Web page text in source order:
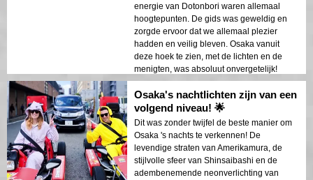
energie van Dotonbori waren allemaal
hoogtepunten. De gids was geweldig en
zorgde ervoor dat we allemaal plezier
hadden en veilig bleven. Osaka vanuit
deze hoek te zien, met de lichten en de
menigten, was absoluut onvergetelijk!
Osaka's nachtlichten zijn van een
volgend niveau! 🌟
Dit was zonder twijfel de beste manier om
Osaka 's nachts te verkennen! De
levendige straten van Amerikamura, de
stijlvolle sfeer van Shinsaibashi en de
adembenemende neonverlichting van